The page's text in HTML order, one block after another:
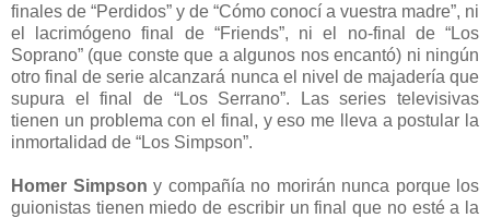
finales de “Perdidos” y de “Cómo conocí a vuestra madre”, ni
el lacrimógeno final de “Friends”, ni el no-final de “Los
Soprano” (que conste que a algunos nos encantó) ni ningún
otro final de serie alcanzará nunca el nivel de majadería que
supura el final de “Los Serrano”. Las series televisivas
tienen un problema con el final, y eso me lleva a postular la
inmortalidad de “Los Simpson”.
Homer Simpson y compañía no morirán nunca porque los
guionistas tienen miedo de escribir un final que no esté a la